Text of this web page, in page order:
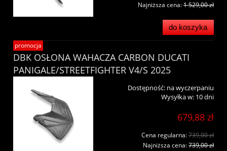
Najniższa cena:1 529,00 zł
do koszyka
DBK OSŁONA WAHACZA CARBON DUCATI
PANIGALE/STREETFIGHTER V4/S 2025
Dostępność: na wyczerpaniu
Wysyłka w: 10 dni
679,88 zł
Cena regularna:739,00 zł
Najniższa cena:739,00 zł
promocja